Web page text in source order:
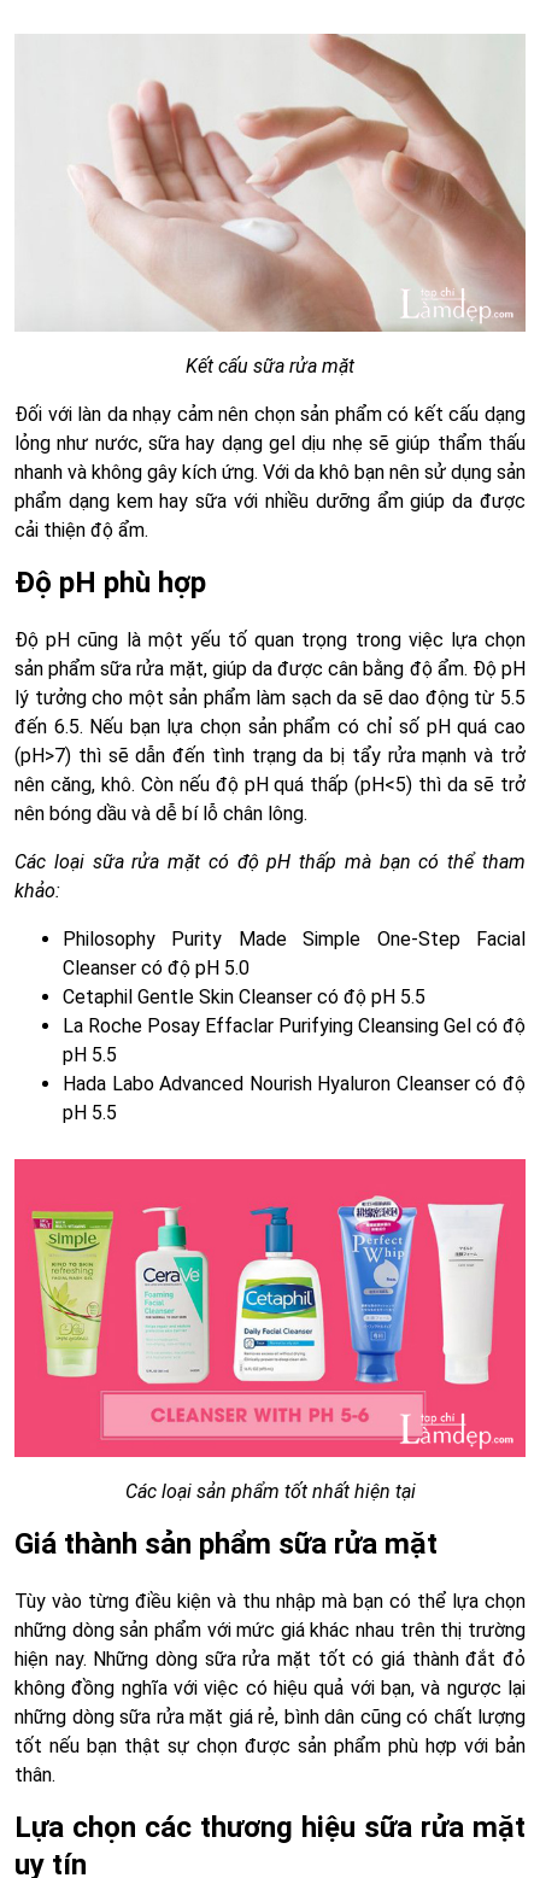
Kết cấu sữa rửa mặt
Đối với làn da nhạy cảm nên chọn sản phẩm có kết cấu dạng
lỏng như nước, sữa hay dạng gel dịu nhẹ sẽ giúp thẩm thấu
nhanh và không gây kích ứng. Với da khô bạn nên sử dụng sản
phẩm dạng kem hay sữa với nhiều dưỡng ẩm giúp da được
cải thiện độ ẩm.
Độ pH phù hợp
Độ pH cũng là một yếu tố quan trọng trong việc lựa chọn
sản phẩm sữa rửa mặt, giúp da được cân bằng độ ẩm. Độ pH
lý tưởng cho một sản phẩm làm sạch da sẽ dao động từ 5.5
đến 6.5. Nếu bạn lựa chọn sản phẩm có chỉ số pH quá cao
(pH>7) thì sẽ dẫn đến tình trạng da bị tẩy rửa mạnh và trở
nên căng, khô. Còn nếu độ pH quá thấp (pH<5) thì da sẽ trở
nên bóng dầu và dễ bí lỗ chân lông.
Các loại sữa rửa mặt có độ pH thấp mà bạn có thể tham
khảo:
Philosophy Purity Made Simple One-Step Facial
Cleanser có độ pH 5.0
Cetaphil Gentle Skin Cleanser có độ pH 5.5
La Roche Posay Effaclar Purifying Cleansing Gel có độ
pH 5.5
Hada Labo Advanced Nourish Hyaluron Cleanser có độ
pH 5.5
Các loại sản phẩm tốt nhất hiện tại
Giá thành sản phẩm sữa rửa mặt
Tùy vào từng điều kiện và thu nhập mà bạn có thể lựa chọn
những dòng sản phẩm với mức giá khác nhau trên thị trường
hiện nay. Những dòng sữa rửa mặt tốt có giá thành đắt đỏ
không đồng nghĩa với việc có hiệu quả với bạn, và ngược lại
những dòng sữa rửa mặt giá rẻ, bình dân cũng có chất lượng
tốt nếu bạn thật sự chọn được sản phẩm phù hợp với bản
thân.
Lựa chọn các thương hiệu sữa rửa mặt
uy tín